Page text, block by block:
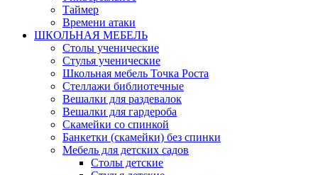
Таймер
Времени атаки
ШКОЛЬНАЯ МЕБЕЛЬ
Столы ученические
Стулья ученические
Школьная мебель Точка Роста
Стеллажи библиотечные
Вешалки для раздевалок
Вешалки для гардероба
Скамейки со спинкой
Банкетки (скамейки) без спинки
Мебель для детских садов
Столы детские